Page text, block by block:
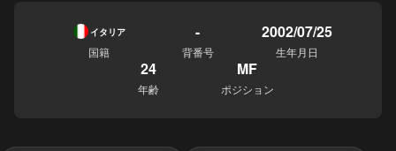
イタリア
国籍
-
背番号
2002/07/25
生年月日
24
年齢
MF
ポジション